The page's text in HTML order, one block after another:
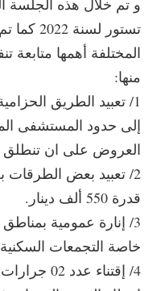
و تم خلال هذه الجلسة
تستور
المختلفة أهمها متابعة
منها:
1/ تعبيد الطريق
إلى حدود المستشفى
العروض على ان تنطلق
2/ تعبيد بعض الطرقات
قدرة 550 ألف دينار.
3/ إنارة عمومية
خاصة التجمعات السكنية) بمبلغ